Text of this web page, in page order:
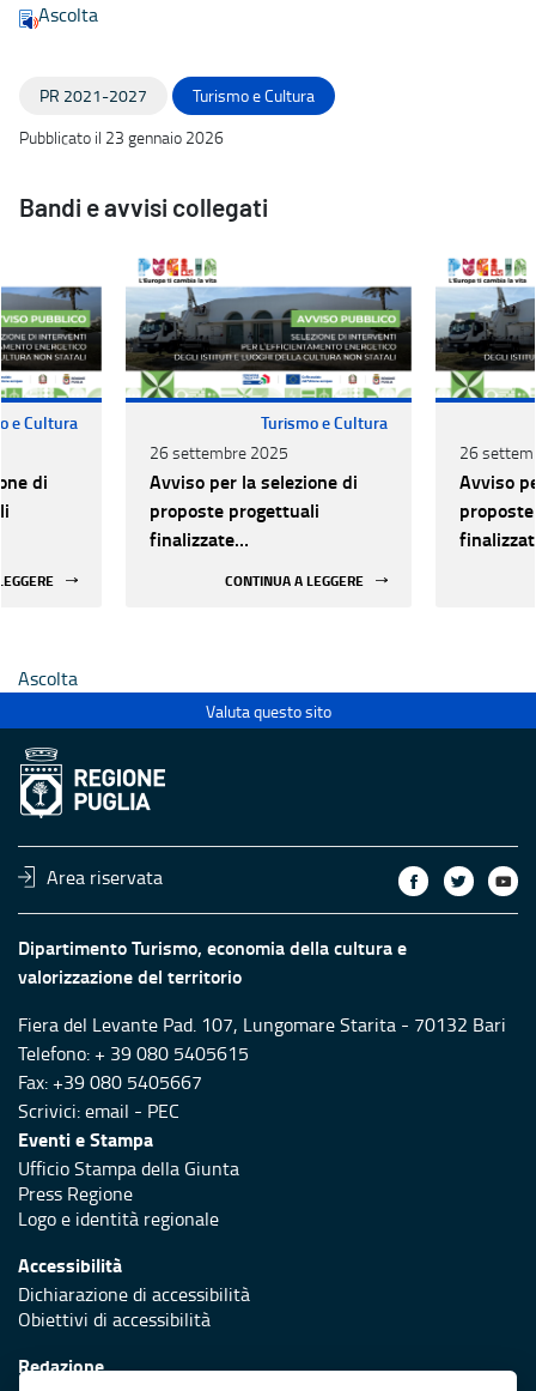
Ascolta
PR 2021-2027
Turismo e Cultura
Pubblicato il 23 gennaio 2026
Bandi e avvisi collegati
e Cultura
di
Turismo e Cultura
26 settembre 2025
Avviso per la selezione di
proposte progettuali
finalizzate
CONTINUA A LEGGERE
26
Avviso
Ascolta
Valuta questo sito
Area riservata
Dipartimento Turismo, economia della cultura e
valorizzazione del territorio
Fiera del Levante Pad. 107, Lungomare Starita - 70132 Bari
Telefono: + 39 080 5405615
Fax: +39 080 5405667
Scrivici:email - PEC
Eventi e Stampa
Ufficio Stampa della Giunta
Press Regione
Logo e identità regionale
Accessibilità
Dichiarazione di accessibilità
Obiettivi di accessibilità
Redazione